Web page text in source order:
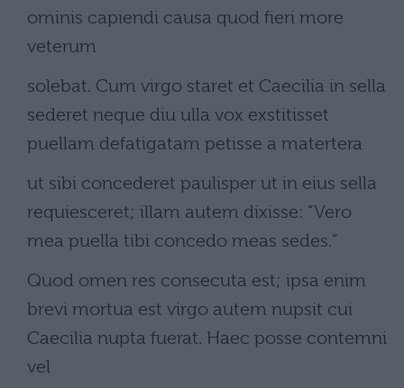
ominis capiendi causa quod fieri more
veterum
solebat. Cum virgo staret et Caecilia in sella
sederet neque diu ulla vox exstitisset
puellam defatigatam petisse a matertera
ut sibi concederet paulisper ut in eius sella
requiesceret; illam autem dixisse: “Vero
mea puella tibi concedo meas sedes.”
Quod omen res consecuta est; ipsa enim
brevi mortua est virgo autem nupsit cui
Caecilia nupta fuerat. Haec posse contemni
vel